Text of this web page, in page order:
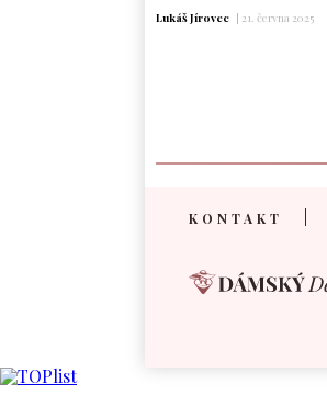
Lukáš Jírovec | 21. června 2025
KONTAKT